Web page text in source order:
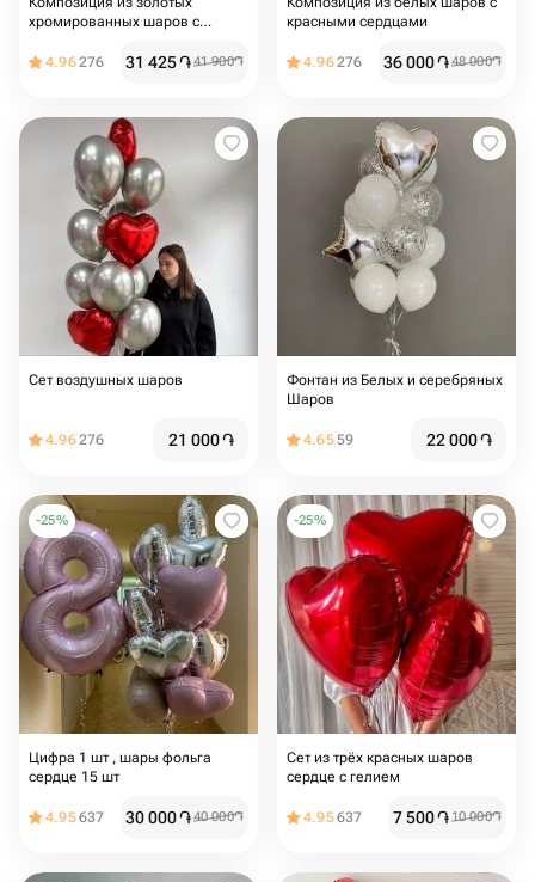
хромированных шаров с
4.96276 31 425֏41 900֏
красными сердцами
4.96276 36 000֏48 000֏
Сет воздушных шаров
4.96276 21 000֏
Фонтан из Белых и серебряных
Шаров
4.6559 22 000֏
-25%
Цифра 1 шт , шары фольга
сердце 15 шт
4.95637 30 000֏40 000֏
-25%
Сет из трёх красных шаров
сердце с гелием
4.95637 7 500֏10 000֏